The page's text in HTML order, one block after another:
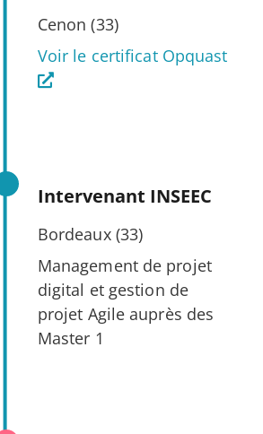
Cenon (33)
Voir le certificat Opquast
Intervenant INSEEC
Bordeaux (33)
Management de projet
digital et gestion de
projet Agile auprès des
Master 1